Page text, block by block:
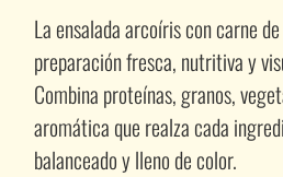
La ensalada arcoíris con carne
preparación fresca, nutritiva y
Combina proteínas, granos,
aromática que realza cada
balanceado y lleno de color.